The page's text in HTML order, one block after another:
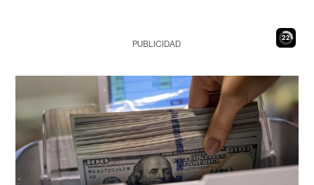
20
PUBLICIDAD